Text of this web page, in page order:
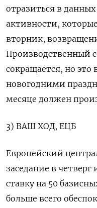
отразиться в
активности,
вторник,
Производственный
сокращается, но это
новогодними
месяце должен
3) ВАШ ХОД, ЕЦБ
Европейский
заседание в
ставку на 50
больше всего